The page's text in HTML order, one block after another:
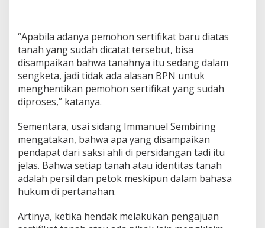
“Apabila adanya pemohon sertifikat baru diatas
tanah yang sudah dicatat tersebut, bisa
disampaikan bahwa tanahnya itu sedang dalam
sengketa, jadi tidak ada alasan BPN untuk
menghentikan pemohon sertifikat yang sudah
diproses,” katanya.
Sementara, usai sidang Immanuel Sembiring
mengatakan, bahwa apa yang disampaikan
pendapat dari saksi ahli di persidangan tadi itu
jelas. Bahwa setiap tanah atau identitas tanah
adalah persil dan petok meskipun dalam bahasa
hukum di pertanahan.
Artinya, ketika hendak melakukan pengajuan